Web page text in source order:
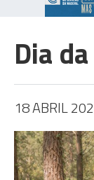
Dia
18 ABRIL